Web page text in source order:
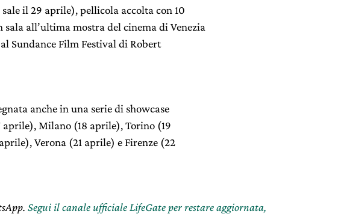
il 29 aprile), pellicola accolta con 10
all’ultima mostra del cinema di Venezia
Sundance Film Festival di Robert
anche in una serie di showcase
aprile), Milano (18 aprile), Torino (19
Verona (21 aprile) e Firenze (22
Segui il canale ufficiale LifeGate per restare aggiornata,